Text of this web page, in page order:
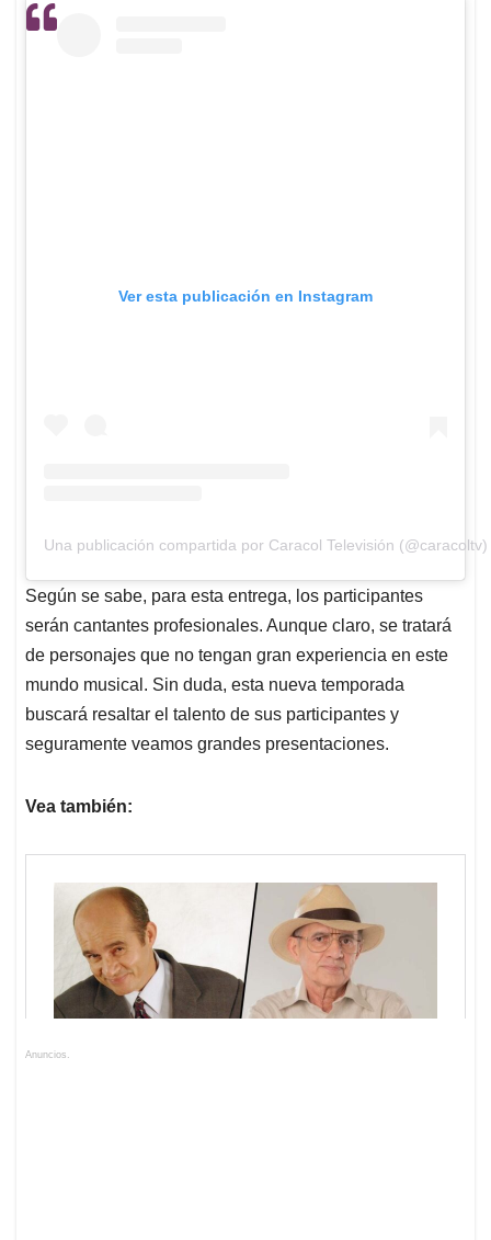
Ver esta publicación en Instagram
Una publicación compartida por Caracol Televisión (@caracoltv)
Según se sabe, para esta entrega, los participantes
serán cantantes profesionales. Aunque claro, se tratará
de personajes que no tengan gran experiencia en este
mundo musical. Sin duda, esta nueva temporada
buscará resaltar el talento de sus participantes y
seguramente veamos grandes presentaciones.
Vea también:
Anuncios.